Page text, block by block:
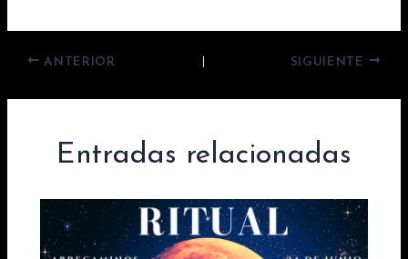
ANTERIOR SIGUIENTE
Entradas relacionadas